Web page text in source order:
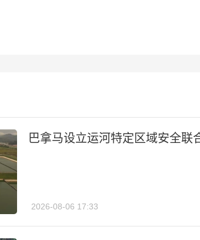
巴拿马设立运河特定区域安全联
2026-08-06 17:33